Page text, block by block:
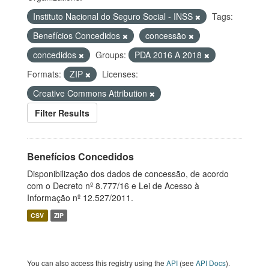
Instituto Nacional do Seguro Social - INSS
Tags:
Benefícios Concedidos
concessão
concedidos
Groups:
PDA 2016 A 2018
Formats:
ZIP
Licenses:
Creative Commons Attribution
Filter Results
Benefícios Concedidos
Disponibilização dos dados de concessão, de acordo
com o Decreto nº 8.777/16 e Lei de Acesso à
Informação nº 12.527/2011.
CSV ZIP
You can also access this registry using the API (see API Docs).